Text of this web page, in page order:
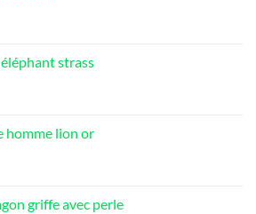
strass
homme lion or
griffe avec perle